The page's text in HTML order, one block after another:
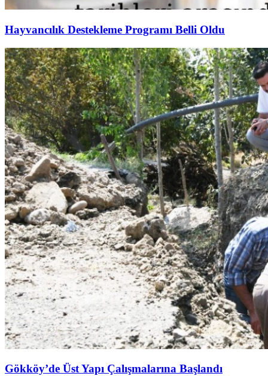
Hayvancılık Destekleme Programı Belli Oldu
Gökköy’de Üst Yapı Çalışmalarına Başlandı